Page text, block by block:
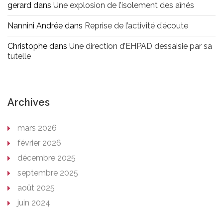
gerard dans Une explosion de l’isolement des aînés
Nannini Andrée dans Reprise de l’activité d’écoute
Christophe dans Une direction d’EHPAD dessaisie par sa
tutelle
Archives
mars 2026
février 2026
décembre 2025
septembre 2025
août 2025
juin 2024